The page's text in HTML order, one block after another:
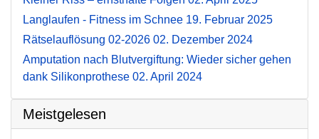
Langlaufen - Fitness im Schnee 19. Februar 2025
Rätselauflösung 02-2026 02. Dezember 2024
Amputation nach Blutvergiftung: Wieder sicher gehen
dank Silikonprothese 02. April 2024
Meistgelesen